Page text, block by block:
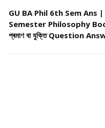
GU BA Phil 6th Sem
Semester Philosophy Book
প্ৰমাণ বা যুক্তি Question